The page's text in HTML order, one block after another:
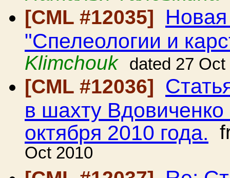
[CML #12035]
"Спелеологии и
Klimchouk
dated 27 Oct
[CML #12036]
в шахту
октября 2010 года.
Oct 2010